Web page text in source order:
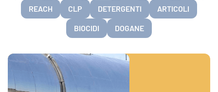
REACH CLP DETERGENTI ARTICOLI
BIOCIDI DOGANE